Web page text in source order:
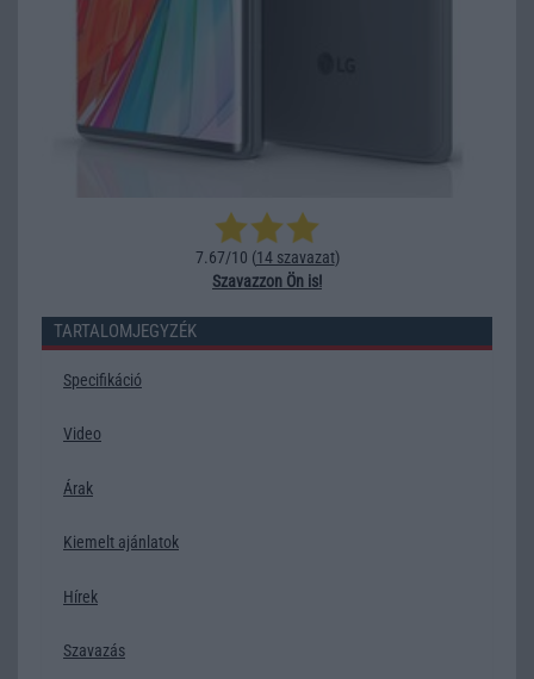
7.67/10 (14 szavazat)
Szavazzon Ön is!
TARTALOMJEGYZÉK
Specifikáció
Video
Árak
Kiemelt ajánlatok
Hírek
Szavazás